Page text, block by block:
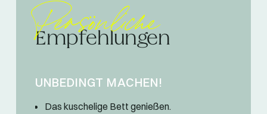
Persönliche
Empfehlungen
UNBEDINGT MACHEN!
Das kuschelige Bett genießen.